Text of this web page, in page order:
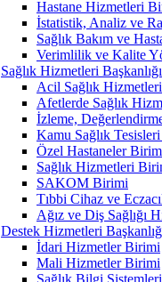
Hastane Hizmetleri
İstatistik, Analiz ve
Sağlık Bakım ve
Verimlilik ve Kalite
Sağlık Hizmetleri Başkanlığı
Acil Sağlık
Afetlerde Sağlık
İzleme,
Kamu Sağlık
Özel Hastaneler
Sağlık Hizmetleri
SAKOM Birimi
Tıbbi Cihaz ve
Ağız ve Diş Sağlığı
Destek Hizmetleri
İdari Hizmetler Birimi
Mali Hizmetler Birimi
Sağlık Bilgi